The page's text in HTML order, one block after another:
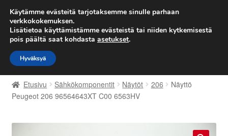
TOIMITUS alkaen 7 EUR
Siirry
navigointiin
Siirry
sisältöön
Etusivu
Kärry
Etusivu Sähkökomponentit Näytöt 206
Näyttö
Peugeot 206 96564643XT C00 6563HV
Käytämme evästeitä tarjotaksemme sinulle parhaan
verkkokokemuksen.
Lisätietoa käyttämistämme evästeistä tai niiden kytkemisestä
pois päältä saat kohdasta asetukset.
Hyväksyä